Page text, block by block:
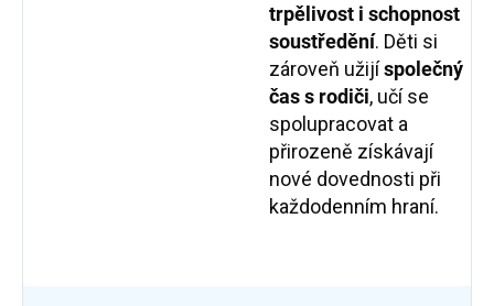
trpělivost i schopnost
soustředění. Děti si
zároveň užijíspolečný
čas s rodiči, učí se
spolupracovat a
přirozeně získávají
nové dovednosti při
každodenním hraní.